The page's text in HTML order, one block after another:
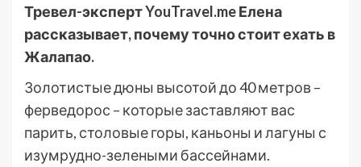
Тревел-эксперт YouTravel.me Елена
рассказывает, почему точно стоит ехать в
Жалапао.
Золотистые дюны высотой до 40 метров –
ферведорос – которые заставляют вас
парить, столовые горы, каньоны и лагуны с
изумрудно-зелеными бассейнами.